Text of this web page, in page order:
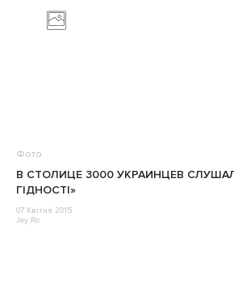
Фото
В СТОЛИЦЕ 3000 УКРАИНЦЕВ
ГІДНОСТІ»
07 Квітня 2015
Jey Ro